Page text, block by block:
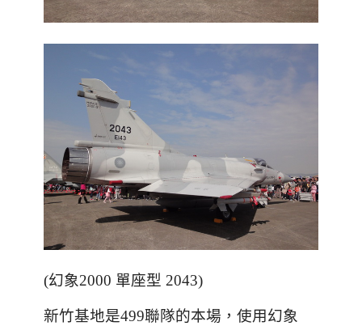
(幻象2000 單座型 2043)
新竹基地是499聯隊的本場 ， 使用幻象